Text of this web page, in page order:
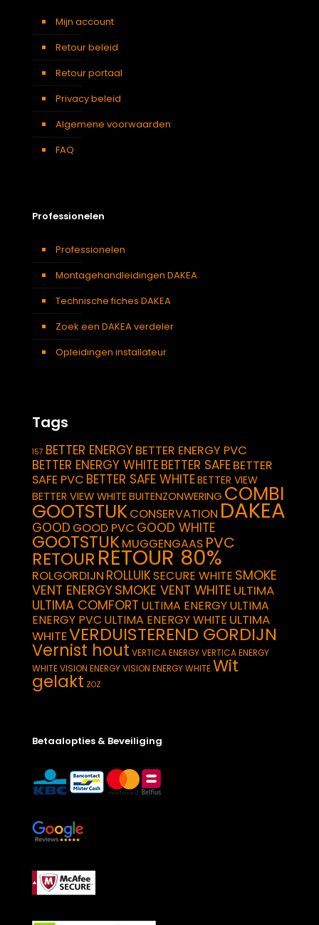
Mijn account
Retour beleid
Retour portaal
Privacy beleid
Algemene voorwaarden
FAQ
Professionelen
Professionelen
Montagehandleidingen DAKEA
Technische fiches DAKEA
Zoek een DAKEA verdeler
Opleidingen installateur
Tags
157 BETTER ENERGYBETTER ENERGY PVC
BETTER ENERGY WHITEBETTER SAFEBETTER
SAFE PVC BETTER SAFE WHITEBETTER VIEW
BETTER VIEW WHITEBUITENZONWERING COMBI
GOOTSTUKCONSERVATION DAKEA
GOOD GOOD PVC GOOD WHITE
GOOTSTUKMUGGENGAAS PVC
RETOUR RETOUR 80%
ROLGORDIJN ROLLUIKSECURE WHITE SMOKE
VENT ENERGYSMOKE VENT WHITE ULTIMA
ULTIMA COMFORT ULTIMA ENERGYULTIMA
ENERGY PVC ULTIMA ENERGY WHITE ULTIMA
WHITEVERDUISTEREND GORDIJN
Vernist hout VERTICA ENERGYVERTICA ENERGY
WHITEVISION ENERGYVISION ENERGY WHITEWit
gelakt ZOZ
Betaalopties & Beveiliging